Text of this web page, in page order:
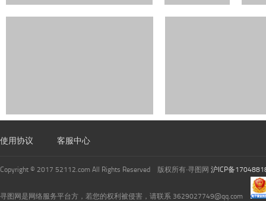
使用协议 客服中心
Copyright © 2017 52112.com All Rights Reserved 版权所有·寻图网 沪ICP备
寻图网是网络服务平台方，若您的权利被侵害，请联系 3629027749@qq.com